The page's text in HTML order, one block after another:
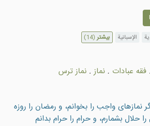
الإسبانية بیشتر(14)
. فقه عبادات . نماز . نماز ترس
نمازهای واجب را بخوانم، و رمضان را روزه
حلال بشمارم، و حرام را حرام بدانم